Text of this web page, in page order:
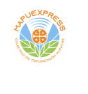
Skip
main